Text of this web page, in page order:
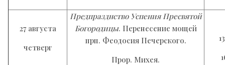
27 августа
четверг
Предпразднство Успения Пресвятой
Богородицы. Перенесение мощей
прп. Феодосия Печерского.
Прор. Михея.